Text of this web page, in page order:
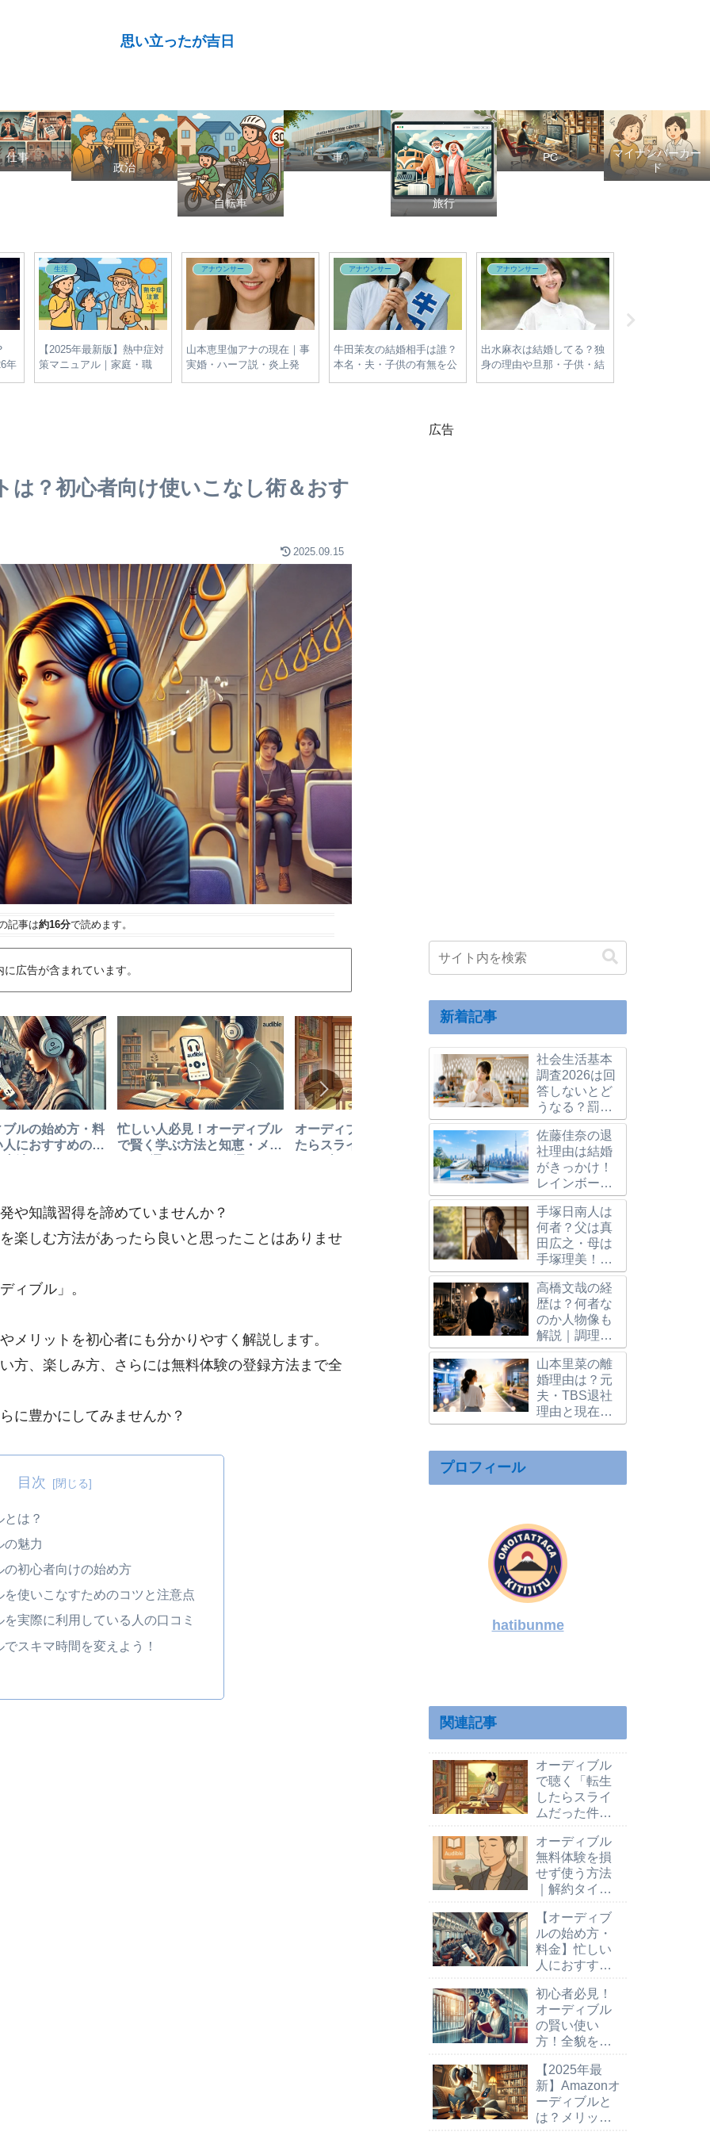
思い立ったが吉日
仕事
政治
自転車
車
旅行
PC
マイナンバーカー
ド
覧
アナウンサー
【2025年最新】宇賀神メグ
が太った？妊娠の噂と体型
変化の真相をやさしく解説
政治
有村治子の家系図まとめ｜
東郷平八郎との関係や滋賀
の名家のルーツを解説
アナウンサー
日テレ安村直樹アナが医学
部進学！大学はどこ？進学
理由・経歴・父への憧れを
政治
【2025年参院選】各党の最
新公約・争点まとめ｜物価
高・減税・エネルギー政策
は？初心者向け使いこなし術＆おす
2025.09.15
記事は約16分で読めます。
に広告が含まれています。
ルの始め方・料
におすすめの耳
忙しい人必見！オーディブル
で賢く学ぶ方法と知恵・メリ
オーディブルで聴く「転生し
たらスライムだった件」でデ
ィアブロの魅力にハマる理由
【2025年最新】Amazonオ
ーディブルとは？メリット・
デメリットを徹底解説！おす
すめ本＆使いこなし術も紹介
や知識習得を諦めていませんか？
楽しむ方法があったら良いと思ったことはありませ
ィブル」。
メリットを初心者にも分かりやすく解説します。
方、楽しみ方、さらには無料体験の登録方法まで全
に豊かにしてみませんか？
目次
は？
の魅力
の初心者向けの始め方
を使いこなすためのコツと注意点
実際に利用している人の口コミ
スキマ時間を変えよう！
広告
新着記事
社会生活基本
調査2026は回
答しないとど
うなる？罰則
と「約580人に
1人」の意味を
解説
佐藤佳奈の退
社理由は結婚
がきっかけ！
レインボー池
田との馴れ初
めや今後を調
査
手塚日南人は
何者？父は真
田広之・母は
手塚理美！兄
や身長
167cm、異色
の経歴も
高橋文哉の経
歴は？何者な
のか人物像も
解説｜調理師
志望から仮面
ライダー、ブ
ルーロック主
演へ
山本里菜の離
婚理由は？元
夫・TBS退社
理由と現在の
仕事｜学歴や
プロフィール
hatibunme
関連記事
オーディブル
で聴く「転生
したらスライ
ムだった件」
の魅力にハマ
る理由
オーディブル
無料体験を損
せず使う方法
｜解約タイミ
点・聴き放題
の魅力も解
説！
【オーディブ
ルの始め方・
料金】忙しい
人におすすめ
読書法
初心者必見！
オーディブル
の賢い使い
方！全貌をわ
説し仕事も家
事も効率化！
【2025年最
新】Amazonオ
ーディブルと
は？メリッ